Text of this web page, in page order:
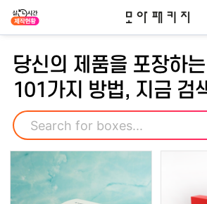
모아패키
당신의 제품을 포장하는
101가지 방법, 지금 검